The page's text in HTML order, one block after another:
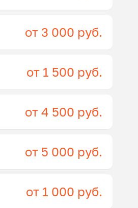
от 3 000 руб.
от 1 500 руб.
от 4 500 руб.
от 5 000 руб.
от 1 000 руб.